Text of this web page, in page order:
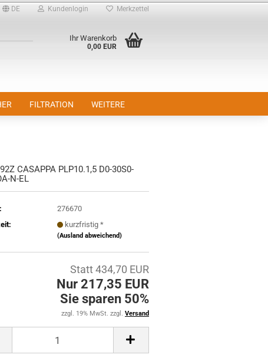
DE Kundenlogin Merkzettel
Ihr Warenkorb
0,00 EUR
FILTRATION WEITERE
CASAPPA PLP10.1,5 D0-30S0-
N-EL
276670
kurzfristig *
(Ausland abweichend)
Statt 434,70 EUR
Nur 217,35 EUR
Sie sparen 50%
zzgl. 19% MwSt. zzgl. Versand